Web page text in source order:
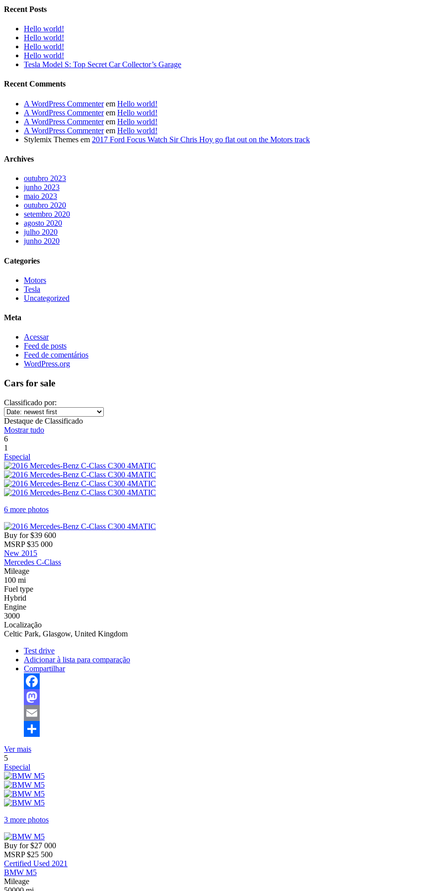
Recent Posts
Hello world!
Hello world!
Hello world!
Hello world!
Tesla Model S: Top Secret Car Collector’s Garage
Recent Comments
A WordPress Commenterem Hello world!
A WordPress Commenterem Hello world!
A WordPress Commenterem Hello world!
A WordPress Commenterem Hello world!
Stylemix Themes em 2017 Ford Focus Watch Sir Chris Hoy go flat out on the Motors track
Archives
outubro 2023
junho 2023
maio 2023
outubro 2020
setembro 2020
agosto 2020
julho 2020
junho 2020
Categories
Motors
Tesla
Uncategorized
Meta
Acessar
Feed de posts
Feed de comentários
WordPress.org
Cars for sale
Classificado por:
Destaque de Classificado
Mostrar tudo
6
1
Especial
6 more photos
Buy for$39 600
MSRP $35 000
New 2015
Mercedes C-Class
Mileage
100 mi
Fuel type
Hybrid
Engine
3000
Localização
Celtic Park, Glasgow, United Kingdom
Test drive
Adicionar à lista para comparação
Compartilhar
Facebook
Mastodon
Email
Compartilhar
Ver mais
5
Especial
3 more photos
Buy for$27 000
MSRP $25 500
Certified Used 2021
BMW M5
Mileage